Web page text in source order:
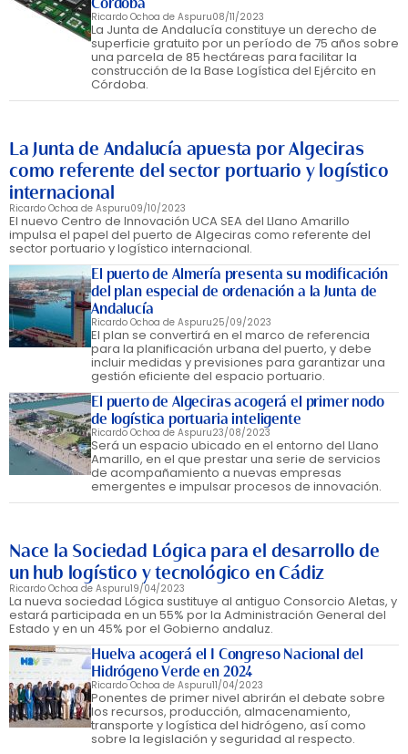
Ricardo Ochoa de Aspuru08/11/2023
La Junta de Andalucía constituye un derecho de
superficie gratuito por un período de 75 años sobre
una parcela de 85 hectáreas para facilitar la
construcción de la Base Logística del Ejército en
Córdoba.
La Junta de Andalucía apuesta por Algeciras
como referente del sector portuario y logístico
internacional
Ricardo Ochoa de Aspuru09/10/2023
El nuevo Centro de Innovación UCA SEA del Llano Amarillo
impulsa el papel del puerto de Algeciras como referente del
sector portuario y logístico internacional.
El puerto de Almería presenta su modificación
del plan especial de ordenación a la Junta de
Andalucía
Ricardo Ochoa de Aspuru25/09/2023
El plan se convertirá en el marco de referencia
para la planificación urbana del puerto, y debe
incluir medidas y previsiones para garantizar una
gestión eficiente del espacio portuario.
El puerto de Algeciras acogerá el primer nodo
de logística portuaria inteligente
Ricardo Ochoa de Aspuru23/08/2023
Será un espacio ubicado en el entorno del Llano
Amarillo, en el que prestar una serie de servicios
de acompañamiento a nuevas empresas
emergentes e impulsar procesos de innovación.
Nace la Sociedad Lógica para el desarrollo de
un hub logístico y tecnológico en Cádiz
Ricardo Ochoa de Aspuru19/04/2023
La nueva sociedad Lógica sustituye al antiguo Consorcio Aletas, y
estará participada en un 55% por la Administración General del
Estado y en un 45% por el Gobierno andaluz.
Huelva acogerá el I Congreso Nacional del
Hidrógeno Verde en 2024
Ricardo Ochoa de Aspuru11/04/2023
Ponentes de primer nivel abrirán el debate sobre
los recursos, producción, almacenamiento,
transporte y logística del hidrógeno, así como
sobre la legislación y seguridad al respecto.